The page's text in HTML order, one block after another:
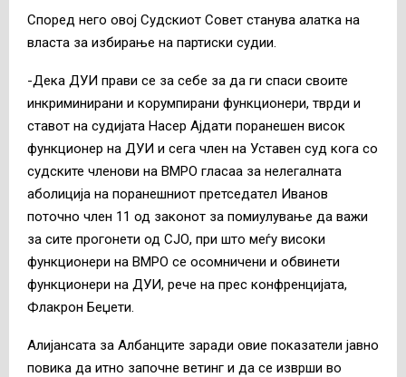
Според него овој Судскиот Совет станува алатка на
власта за избирање на партиски судии.
-Дека ДУИ прави се за себе за да ги спаси своите
инкриминирани и корумпирани функционери, тврди и
ставот на судијата Насер Ајдати поранешен висок
функционер на ДУИ и сега член на Уставен суд кога со
судските членови на ВМРО гласаа за нелегалната
аболиција на поранешниот претседател Иванов
поточно член 11 од законот за помиулување да важи
за сите прогонети од СЈО, при што меѓу високи
функционери на ВМРО се осомничени и обвинети
функционери на ДУИ, рече на прес конфренцијата,
Флакрон Беџети.
Алијансата за Албанците заради овие показатели јавно
повика да итно започне ветинг и да се изврши во